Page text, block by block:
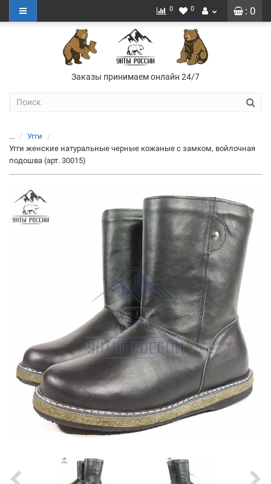
: 0
0 0
Заказы принимаем онлайн 24/7
...
Угги
Угги женские натуральные черные кожаные с замком, войлочная
подошва (арт. 30015)